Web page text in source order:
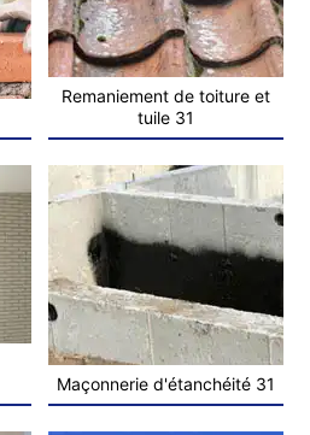
Remaniement de toiture et
tuile 31
Maçonnerie d'étanchéité 31